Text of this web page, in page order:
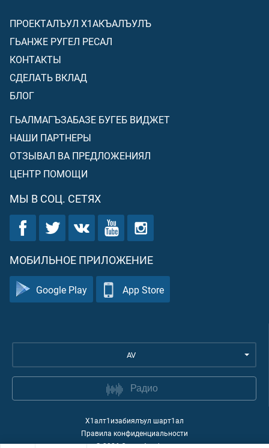
ПРОЕКТАЛЪУЛ Х1АКЪАЛЪУЛЪ
ГЬАНЖЕ РУГЕЛ РЕСАЛ
КОНТАКТЫ
СДЕЛАТЬ ВКЛАД
БЛОГ
ГЬАЛМАГЪЗАБАЗЕ БУГЕБ ВИДЖЕТ
НАШИ ПАРТНЕРЫ
ОТЗЫВАЛ ВА ПРЕДЛОЖЕНИЯЛ
ЦЕНТР ПОМОЩИ
МЫ В СОЦ. СЕТЯХ
МОБИЛЬНОЕ ПРИЛОЖЕНИЕ
Google Play App Store
AV
Радио
Х1алт1изабиялъул шарт1ал
Правила конфиденциальности
©2026Quran Academy